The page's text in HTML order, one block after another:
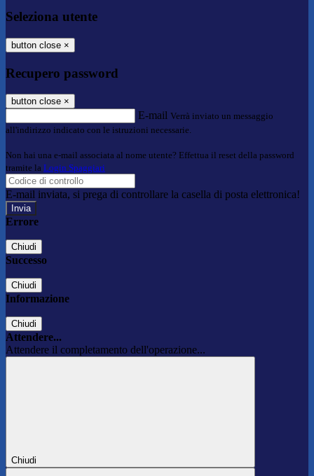
Seleziona utente
button close ×
Recupero password
button close ×
E-mail Verrà inviato un messaggio
all'indirizzo indicato con le istruzioni necessarie.
Non hai una e-mail associata al nome utente? Effettua il reset della password
tramite la Login Spaggiari
E-mail inviata, si prega di controllare la casella di posta elettronica!
Errore
Chiudi
Successo
Chiudi
Informazione
Chiudi
Attendere...
Attendere il completamento dell'operazione...
Chiudi